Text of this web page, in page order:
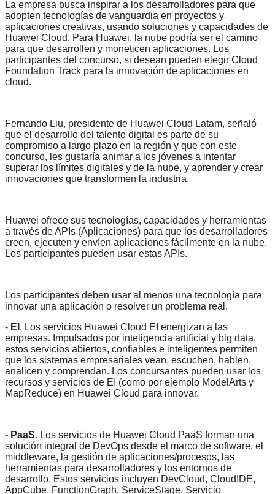
La empresa busca inspirar a los desarrolladores para que
adopten tecnologías de vanguardia en proyectos y
aplicaciones creativas, usando soluciones y capacidades de
Huawei Cloud. Para Huawei, la nube podría ser el camino
para que desarrollen y moneticen aplicaciones. Los
participantes del concurso, si desean pueden elegir Cloud
Foundation Track para la innovación de aplicaciones en
cloud.
Fernando Liu, presidente de Huawei Cloud Latam, señaló
que el desarrollo del talento digital es parte de su
compromiso a largo plazo en la región y que con este
concurso, les gustaría animar a los jóvenes a intentar
superar los límites digitales y de la nube, y aprender y crear
innovaciones que transformen la industria.
Huawei ofrece sus tecnologías, capacidades y herramientas
a través de APIs (Aplicaciones) para que los desarrolladores
creen, ejecuten y envíen aplicaciones fácilmente en la nube.
Los participantes pueden usar estas APIs.
Los participantes deben usar al menos una tecnología para
innovar una aplicación o resolver un problema real.
- EI . Los servicios Huawei Cloud EI energizan a las
empresas. Impulsados por inteligencia artificial y big data,
estos servicios abiertos, confiables e inteligentes permiten
que los sistemas empresariales vean, escuchen, hablen,
analicen y comprendan. Los concursantes pueden usar los
recursos y servicios de EI (como por ejemplo ModelArts y
MapReduce) en Huawei Cloud para innovar.
- PaaS. Los servicios de Huawei Cloud PaaS forman una
solución integral de DevOps desde el marco de software, el
middleware, la gestión de aplicaciones/procesos, las
herramientas para desarrolladores y los entornos de
desarrollo. Estos servicios incluyen DevCloud, CloudIDE,
AppCube, FunctionGraph, ServiceStage, Servicio